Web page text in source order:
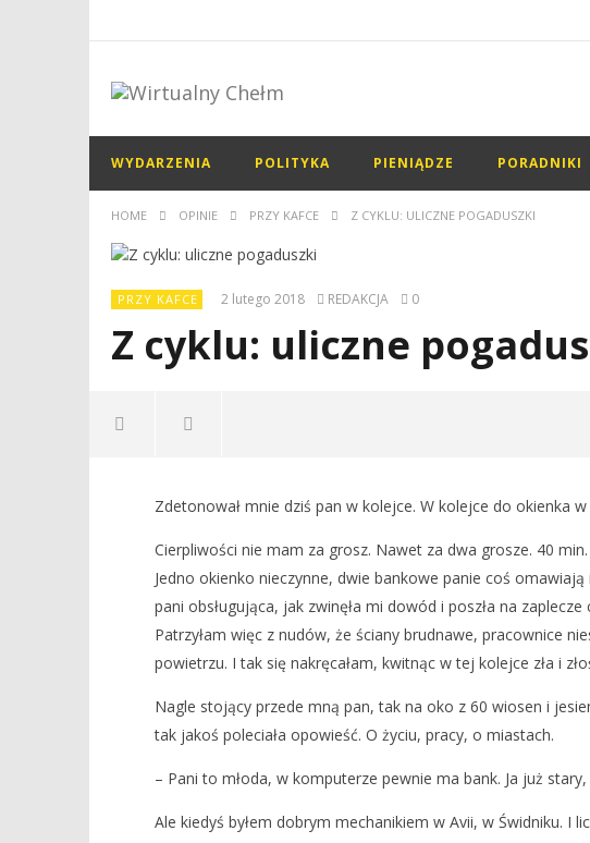
WYDARZENIA POLITYKA PIENIĄDZE PORADNIKI
HOME OPINIE PRZY KAFCE Z CYKLU: ULICZNE POGADUSZKI
PRZY KAFCE 2 lutego 2018 REDAKCJA 0
Z cyklu: uliczne
Z cyklu: uliczne pogaduszki
2018
REDAKCJA
Dzień Niepodległości
2
2018
REDAKCJA
Zdetonował mnie dziś pan w kolejce. W kolejce do okienka
Cierpliwości nie mam za grosz. Nawet za dwa grosze. 40
Jedno okienko nieczynne, dwie bankowe panie coś
pani obsługująca, jak zwinęła mi dowód i poszła na
Patrzyłam więc z nudów, że ściany brudnawe, pracownice
powietrzu. I tak się nakręcałam, kwitnąc w tej kolejce zła i
Nagle stojący przede mną pan, tak na oko z 60 wiosen i
tak jakoś poleciała opowieść. O życiu, pracy, o miastach.
– Pani to młoda, w komputerze pewnie ma bank. Ja już
Ale kiedyś byłem dobrym mechanikiem w Avii, w Świdniku. I